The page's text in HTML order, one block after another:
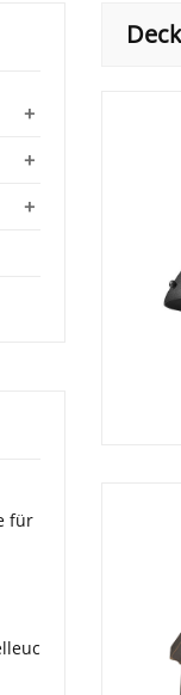
+
+
+
für